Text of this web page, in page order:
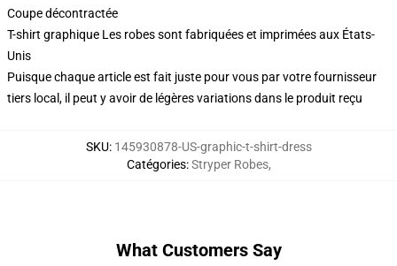
Coupe décontractée
T-shirt graphique Les robes sont fabriquées et imprimées aux États-
Unis
Puisque chaque article est fait juste pour vous par votre fournisseur
tiers local, il peut y avoir de légères variations dans le produit reçu
SKU: 145930878-US-graphic-t-shirt-dress
Catégories:Stryper Robes,
What Customers Say